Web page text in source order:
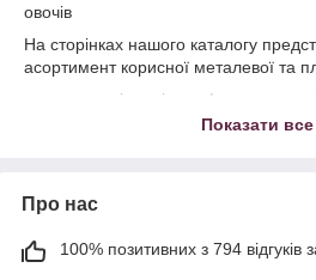
овочів
На сторінках нашого каталогу
асортимент корисної металевої та
овочерізки різних форм та
овочечистки та рибочистки;
сталеві свердла для
Показати все
Про нас
100% позитивних з 794 відгуків